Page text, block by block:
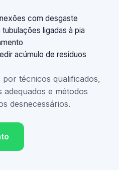
com desgaste
ligadas à pia
acúmulo de resíduos
técnicos qualificados,
e métodos
desnecessários.